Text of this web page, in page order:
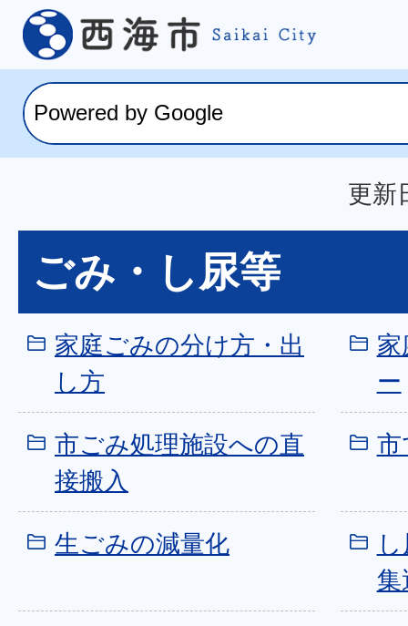
更新
ごみ・し尿等
家庭ごみの分け方・出
し方
ー
市ごみ処理施設への直
接搬入
市
生ごみの減量化
集